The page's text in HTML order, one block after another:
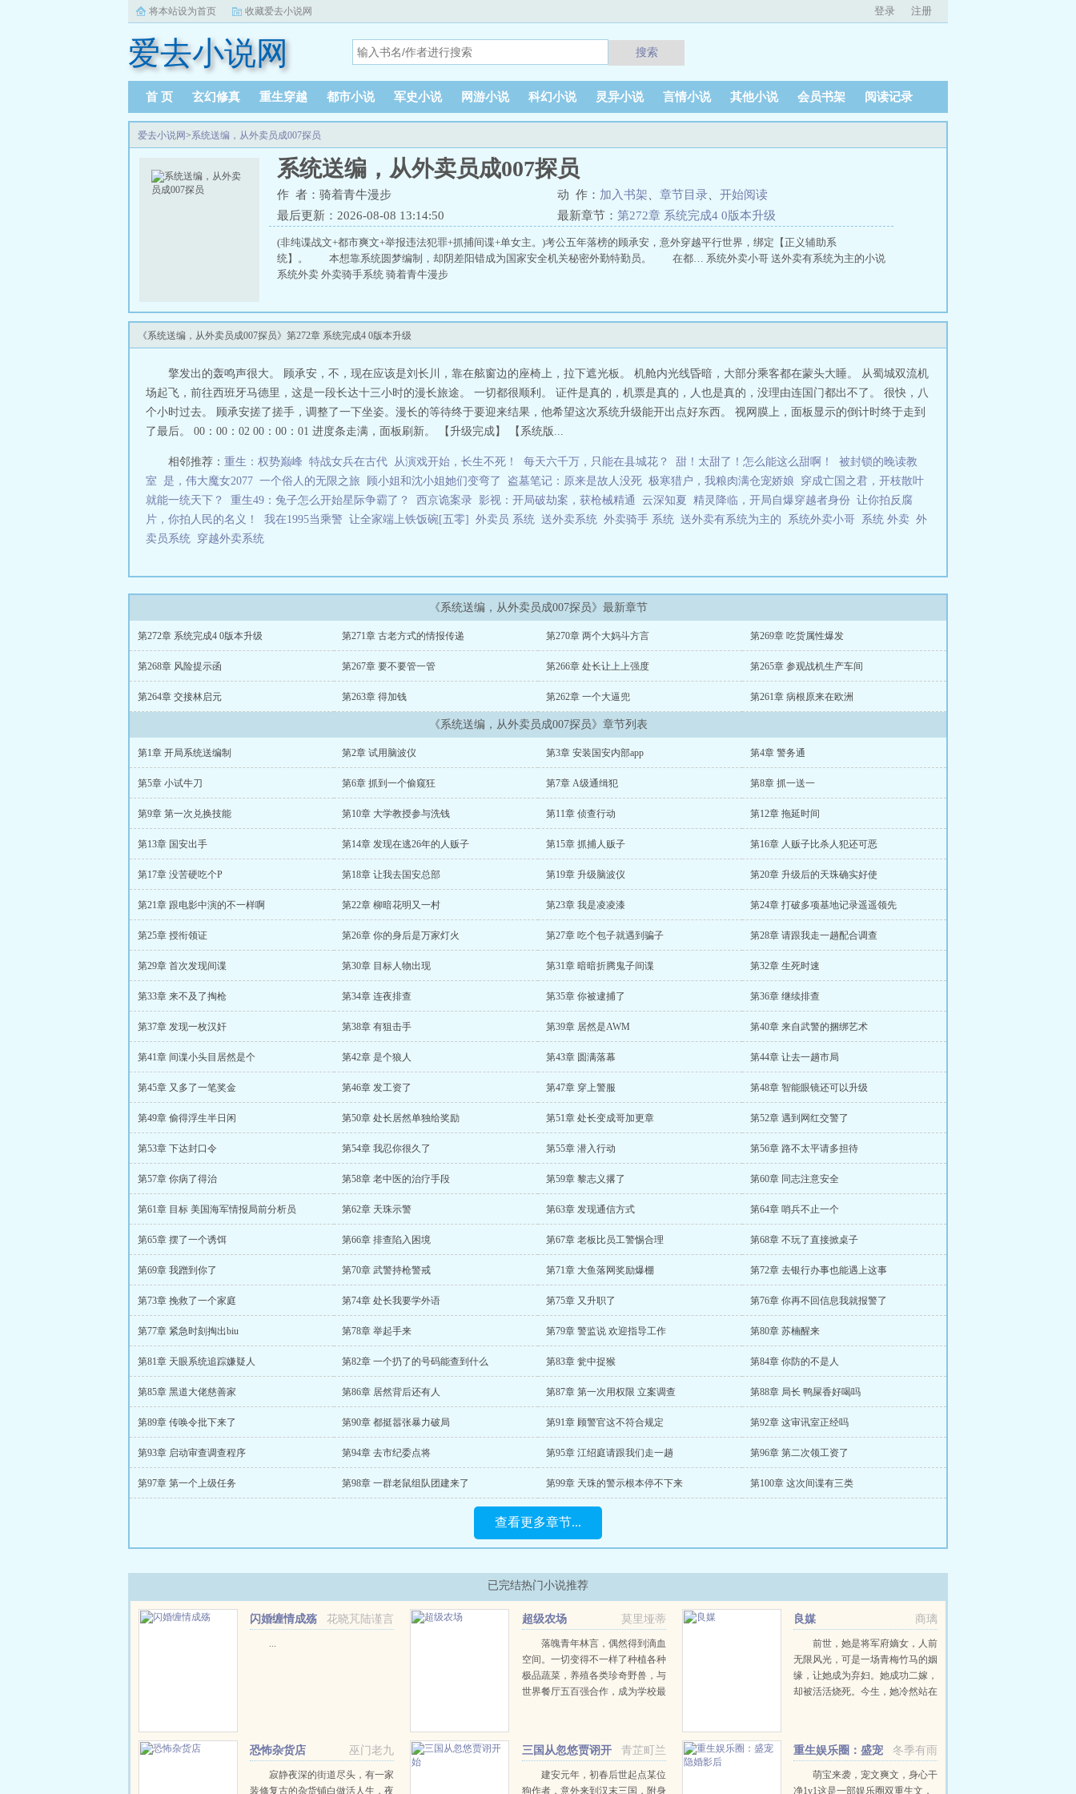
将本站设为首页 收藏爱去小说网 登录 注册
爱去小说网 搜索
首 页 玄幻修真 重生穿越 都市小说 军史小说 网游小说 科幻小说 灵异小说 言情小说 其他小说 会员书架 阅读记录
爱去小说网>系统送编，从外卖员成007探员
系统送编，从外卖员成007探员
作 者：骑着青牛漫步 动 作： 加入书架 章节目录
开始阅读
最后更新：2026-08-08 13:14:50
最新章节： 第272章 系统完成4 0版本升级
(非纯谍战文+都市爽文+举报违法犯罪+抓捕间谍+单女主。)考公五年落榜的顾承安，意外穿越平行世界，绑定【正义辅助系
统】。 本想靠系统圆梦编制，却阴差阳错成为国家安全机关秘密外勤特勤员。 在都… 系统外卖小哥 送外卖有系统为主的小说
系统外卖 外卖骑手系统 骑着青牛漫步
《系统送编，从外卖员成007探员》第272章 系统完成4 0版本升级
擎发出的轰鸣声很大。 顾承安，不，现在应该是刘长川，靠在舷窗边的座椅上，拉下遮光板。 机舱内光线昏暗，大部分乘客都在蒙头大睡。 从蜀城双流机
场起飞，前往西班牙马德里，这是一段长达十三小时的漫长旅途。 一切都很顺利。 证件是真的，机票是真的，人也是真的，没理由连国门都出不了。 很快，八
个小时过去。 顾承安搓了搓手，调整了一下坐姿。漫长的等待终于要迎来结果，他希望这次系统升级能开出点好东西。 视网膜上，面板显示的倒计时终于走到
了最后。 00：00：02 00：00：01 进度条走满，面板刷新。 【升级完成】 【系统版...
相邻推荐： 重生：权势巅峰 特战女兵在古代 从演戏开始，长生不死！ 每天六千万，只能在县城花？ 甜！太甜了！怎么能这么甜啊！
被封锁的晚读教
室
是，伟大魔女2077 一个俗人的无限之旅 顾小姐和沈小姐她们变弯了 盗墓笔记：原来是故人没死 极寒猎户，我粮肉满仓宠娇娘
穿成亡国之君，开枝散叶
就能一统天下？
重生49：兔子怎么开始星际争霸了？ 西京诡案录 影视：开局破劫案，获枪械精通 云深知夏 精灵降临，开局自爆穿越者身份 让你拍反腐
片，你拍人民的名义！
我在1995当乘警 让全家端上铁饭碗[五零] 外卖员 系统 送外卖系统 外卖骑手 系统 送外卖有系统为主的 系统外卖小哥 系统 外卖 外
卖员系统 穿越外卖系统
《系统送编，从外卖员成007探员》最新章节
第272章 系统完成4 0版本升级 第271章 古老方式的情报传递 第270章 两个大妈斗方言 第269章 吃货属性爆发
第268章 风险提示函 第267章 要不要管一管 第266章 处长让上上强度 第265章 参观战机生产车间
第264章 交接林启元 第263章 得加钱 第262章 一个大逼兜 第261章 病根原来在欧洲
《系统送编，从外卖员成007探员》章节列表
第1章 开局系统送编制 第2章 试用脑波仪 第3章 安装国安内部app 第4章 警务通
第5章 小试牛刀 第6章 抓到一个偷窥狂 第7章 A级通缉犯 第8章 抓一送一
第9章 第一次兑换技能 第10章 大学教授参与洗钱 第11章 侦查行动 第12章 拖延时间
第13章 国安出手 第14章 发现在逃26年的人贩子 第15章 抓捕人贩子 第16章 人贩子比杀人犯还可恶
第17章 没苦硬吃个P 第18章 让我去国安总部 第19章 升级脑波仪 第20章 升级后的天珠确实好使
第21章 跟电影中演的不一样啊 第22章 柳暗花明又一村 第23章 我是凌凌漆 第24章 打破多项基地记录遥遥领先
第25章 授衔领证 第26章 你的身后是万家灯火 第27章 吃个包子就遇到骗子 第28章 请跟我走一趟配合调查
第29章 首次发现间谍 第30章 目标人物出现 第31章 暗暗折腾鬼子间谍 第32章 生死时速
第33章 来不及了掏枪 第34章 连夜排查 第35章 你被逮捕了 第36章 继续排查
第37章 发现一枚汉奸 第38章 有狙击手 第39章 居然是AWM 第40章 来自武警的捆绑艺术
第41章 间谍小头目居然是个 第42章 是个狼人 第43章 圆满落幕 第44章 让去一趟市局
第45章 又多了一笔奖金 第46章 发工资了 第47章 穿上警服 第48章 智能眼镜还可以升级
第49章 偷得浮生半日闲 第50章 处长居然单独给奖励 第51章 处长变成哥加更章 第52章 遇到网红交警了
第53章 下达封口令 第54章 我忍你很久了 第55章 潜入行动 第56章 路不太平请多担待
第57章 你病了得治 第58章 老中医的治疗手段 第59章 黎志义撂了 第60章 同志注意安全
第61章 目标 美国海军情报局前分析员 第62章 天珠示警 第63章 发现通信方式 第64章 哨兵不止一个
第65章 摆了一个诱饵 第66章 排查陷入困境 第67章 老板比员工警惕合理 第68章 不玩了直接掀桌子
第69章 我蹭到你了 第70章 武警持枪警戒 第71章 大鱼落网奖励爆棚 第72章 去银行办事也能遇上这事
第73章 挽救了一个家庭 第74章 处长我要学外语 第75章 又升职了 第76章 你再不回信息我就报警了
第77章 紧急时刻掏出biu 第78章 举起手来 第79章 警监说 欢迎指导工作 第80章 苏楠醒来
第81章 天眼系统追踪嫌疑人 第82章 一个扔了的号码能查到什么 第83章 瓮中捉猴 第84章 你防的不是人
第85章 黑道大佬慈善家 第86章 居然背后还有人 第87章 第一次用权限 立案调查 第88章 局长 鸭屎香好喝吗
第89章 传唤令批下来了 第90章 都挺嚣张暴力破局 第91章 顾警官这不符合规定 第92章 这审讯室正经吗
第93章 启动审查调查程序 第94章 去市纪委点将 第95章 江绍庭请跟我们走一趟 第96章 第二次领工资了
第97章 第一个上级任务 第98章 一群老鼠组队团建来了 第99章 天珠的警示根本停不下来 第100章 这次间谍有三类
查看更多章节...
已完结热门小说推荐
花晓芃陆谨言
闪婚缠情成殇
...
莫里垭蒂
超级农场
落魄青年林言，偶然得到滴血
空间。一切变得不一样了种植各种
极品蔬菜，养殖各类珍奇野兽，与
世界餐厅五百强合作，成为学校最
萄酒，这些都是林言...
商璃
良媒
前世，她是将军府嫡女，人前
无限风光，可是一场青梅竹马的姻
缘，让她成为弃妇。她成功二嫁，
却被活活烧死。今生，她冷然站在
种，一种是死，另一种是生...
巫门老九
恐怖杂货店
寂静夜深的街道尽头，有一家
装修复古的杂货铺白做活人生，夜
青芷町兰
三国从忽悠贾诩开
建安元年，初春后世起点某位
狗作者，意外来到汉末三国，附身
冬季有雨
重生娱乐圈：盛宠
隐婚影后
萌宝来袭，宠文爽文，身心干
净1v1这是一部娱乐圈双重生文，